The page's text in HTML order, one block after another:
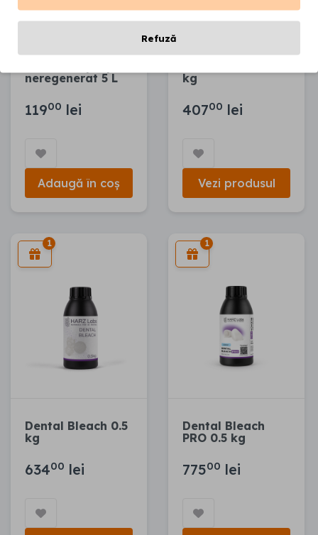
neregenerat 5 L
11900 lei
Adaugă în coș
kg
40700 lei
Vezi produsul
1
Dental Bleach 0.5
kg
63400 lei
1
Dental Bleach
PRO 0.5 kg
77500 lei
Refuză